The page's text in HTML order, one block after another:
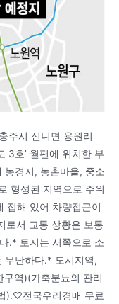
주시 신니면 용원리
3호’ 월편에 위치한 부
농경지, 농촌마을, 중소
형성된 지역으로 주위
접해 있어 차량접근이
로서 교통 상황은 보통
.* 토지는 서쪽으로 소
무난하다.* 도시지역,
역)(가축분뇨의 관리
).♡전국우리경매 무료